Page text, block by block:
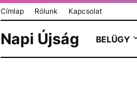
Címlap Rólunk Kapcsolat
Napi Újság BELÜGY